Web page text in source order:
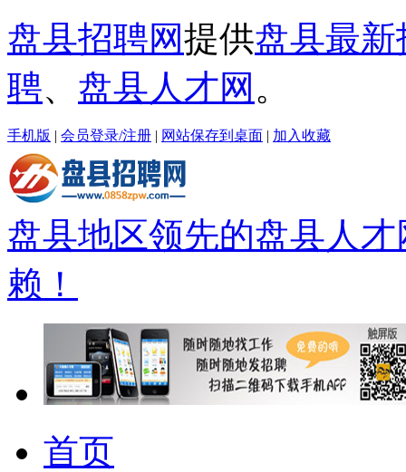
盘县招聘网提供盘县最
聘、 盘县人才网 。
手机版 | 会员登录/注册 | 网站保存到桌面 | 加入收藏
盘县地区领先的盘县人
赖！
首页